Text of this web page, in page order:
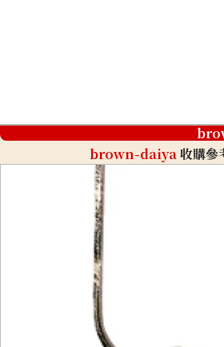
brown-daiya收購參